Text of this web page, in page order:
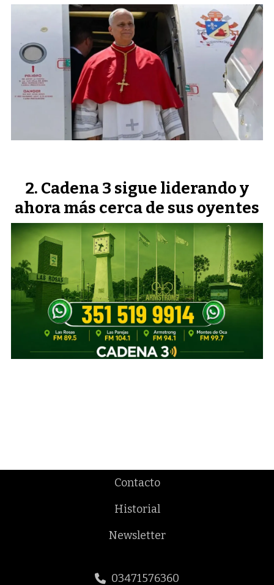
Cadena 3 sigue liderando y
ahora más cerca de sus oyentes
Contacto
Historial
Newsletter
03471576360